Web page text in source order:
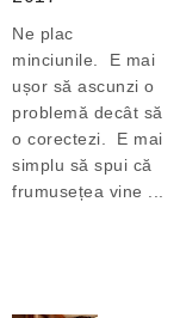
Ne plac
minciunile. E mai
ușor să ascunzi o
problemă decât să
o corectezi. E mai
simplu să spui că
frumusețea vine ...